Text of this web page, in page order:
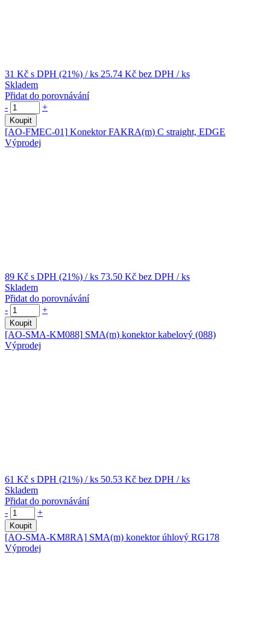
31 Kč s DPH (21%) / ks 25.74 Kč bez DPH / ks
Skladem
Přidat do porovnávání
-
+
Koupit
[AO-FMEC-01] Konektor FAKRA(m) C straight, EDGE
Výprodej
89 Kč s DPH (21%) / ks 73.50 Kč bez DPH / ks
Skladem
Přidat do porovnávání
-
+
Koupit
[AO-SMA-KM088] SMA(m) konektor kabelový (088)
Výprodej
61 Kč s DPH (21%) / ks 50.53 Kč bez DPH / ks
Skladem
Přidat do porovnávání
-
+
Koupit
[AO-SMA-KM8RA] SMA(m) konektor úhlový RG178
Výprodej